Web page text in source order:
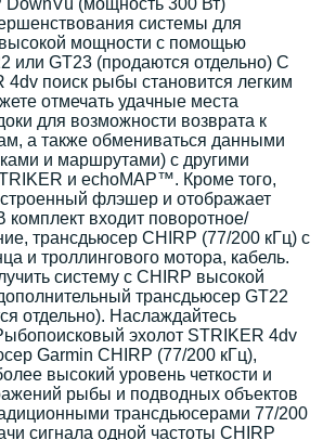
системы для
мощности с помощью
или GT23 (продаются отдельно) С
4dv поиск рыбы становится легким
отмечать удачные места
для возможности возврата к
а также обмениваться данными
и маршрутами) с другими
и echoMAP™. Кроме того,
флэшер и отображает
комплект входит поворотное/
трансдьюсер CHIRP (77/200 кГц) с
и троллингового мотора, кабель.
систему с CHIRP высокой
трансдьюсер GT22
отдельно). Наслаждайтесь
эхолот STRIKER 4dv
Garmin CHIRP (77/200 кГц),
высокий уровень четкости и
рыбы и подводных объектов
трансдьюсерами 77/200
сигнала одной частоты CHIRP